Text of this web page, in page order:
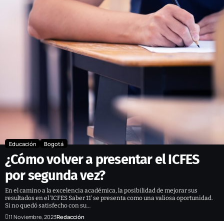
Educación Bogotá
¿Cómo volver a presentar el ICFES
por segunda vez?
En el camino a la excelencia académica, la posibilidad de mejorar sus
resultados en el ‘ICFES Saber 11’ se presenta como una valiosa oportunidad.
Si no quedó satisfecho con su…
11 Noviembre, 2023Redacción